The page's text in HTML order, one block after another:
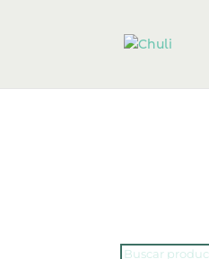
Búsqueda